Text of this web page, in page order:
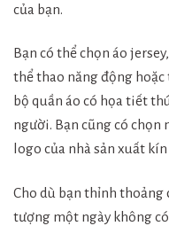
của bạn.
Bạn có thể chọn áo
thể thao năng động
bộ quần áo có họa tiết
người. Bạn cũng có
logo của nhà sản xuất kín
Cho dù bạn thỉnh thoảng
tượng một ngày không